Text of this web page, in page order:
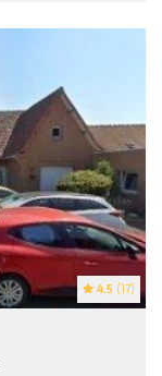
4.5 (17)